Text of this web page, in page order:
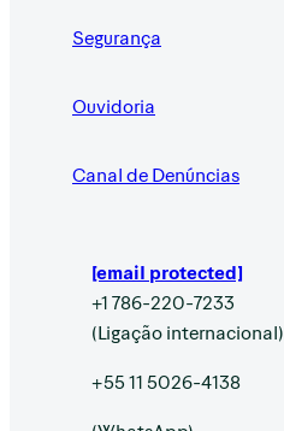
Segurança
Ouvidoria
Canal de Denúncias
[email protected]
+1 786-220-7233
(Ligação internacional)
+55 11 5026-4138